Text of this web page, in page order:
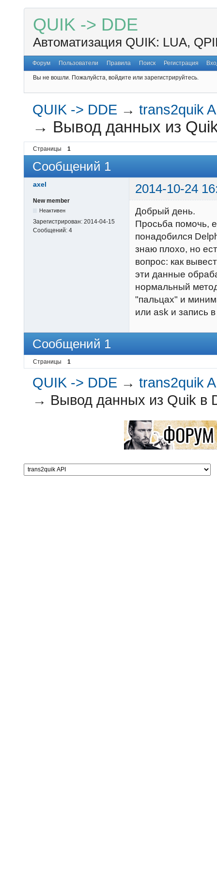
QUIK -> DDE
Автоматизация QUIK: LUA,
Форум Пользователи Правила Поиск Регистрация
Вы не вошли. Пожалуйста, войдите или зарегистрируйтесь.
QUIK -> DDE →trans2quik
→ Вывод данных из
Страницы 1
Сообщений 1
axel 2014-10-24
New member
Неактивен
Зарегистрирован: 2014-04-15
Сообщений: 4
Добрый день.
Просьба помочь,
понадобился
знаю плохо, но
вопрос: как
эти данные
нормальный
"пальцах" и
или ask и запись
Сообщений 1
Страницы 1
QUIK -> DDE →trans2quik
→ Вывод данных из Quik в